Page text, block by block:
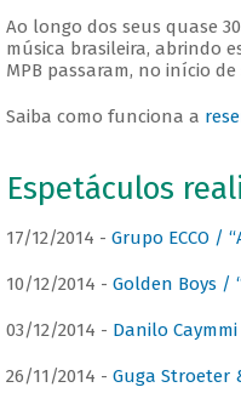
Ao longo dos seus quase
música brasileira, abrindo
MPB passaram, no início
Saiba como funciona a
Espetáculos
17/12/2014 - Grupo ECCO /
10/12/2014 - Golden Boys /
03/12/2014 - Danilo
26/11/2014 - Guga Stroeter